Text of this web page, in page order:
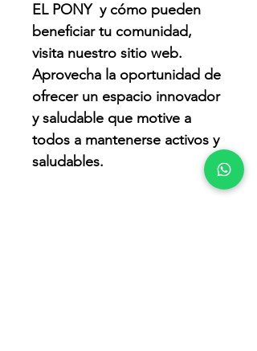
EL PONY  y cómo pueden
beneficiar tu comunidad,
visita nuestro sitio web.
Aprovecha la oportunidad de
ofrecer un espacio innovador
y saludable que motive a
todos a mantenerse activos y
saludables.